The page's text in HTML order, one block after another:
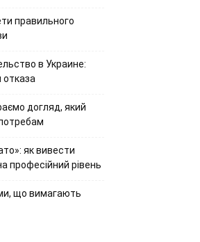
правильного
в Украине:
догляд, який
як вивести
професійний рівень
що вимагають